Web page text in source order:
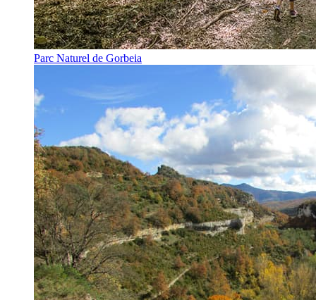
Parc Naturel de Gorbeia